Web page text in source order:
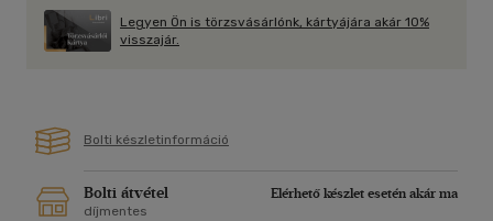
ezzel egyedül.
Nyugtalan és szórakoztató volt minden mellette eltöltött
maradhatott saját maga, a "végjáték" alatt sem lehetett
küzdő patrióta nyugtalanság.
Legyen Ön is törzsvásárlónk, kártyájára akár 10%
visszajár.
Bolti készletinformáció
Bolti átvétel
Elérhető készlet esetén akár ma
díjmentes